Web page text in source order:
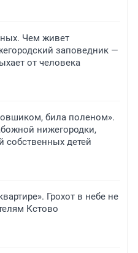
Чем живет
заповедник —
от человека
била поленом».
нижегородки,
собственных детей
Грохот в небе не
Кстово